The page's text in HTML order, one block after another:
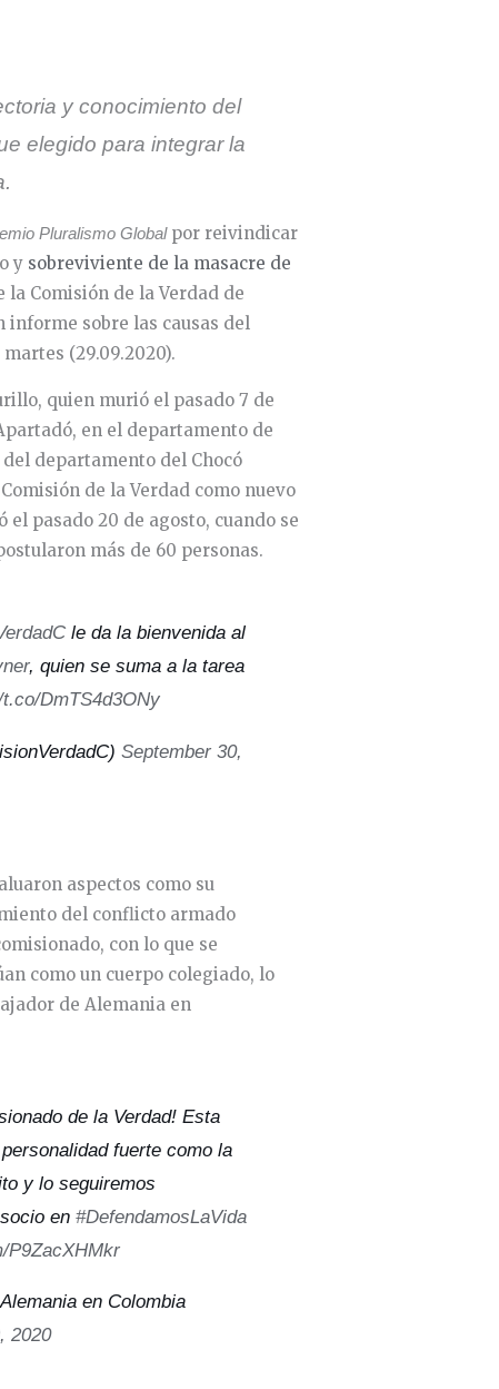
y conocimiento del
elegido para integrar la
Pluralismo Globalpor reivindicar
y sobreviviente de la masacre de
Comisión de la Verdad de
informe sobre las causas del
(29.09.2020).
quien murió el pasado 7 de
en el departamento de
departamento del Chocó
de la Verdad como nuevo
el pasado 20 de agosto, cuando se
más de 60 personas.
le da la bienvenida al
, quien se suma a la tarea
DmTS4d3ONy
September 30,
aspectos como su
del conflicto armado
con lo que se
como un cuerpo colegiado, lo
de Alemania en
de la Verdad! Esta
fuerte como la
y lo seguiremos
en #DefendamosLaVida
P9ZacXHMkr
en Colombia
2020